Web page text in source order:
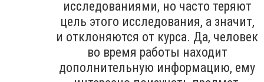
исследованиями, но часто теряют
цель этого исследования, а значит,
и отклоняются от курса. Да, человек
во время работы находит
дополнительную информацию, ему